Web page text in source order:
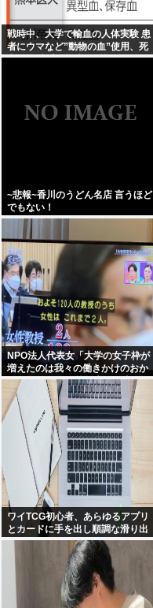
戦時中、大学で輸血の人体実験 患
者にウマなど”動物の血”使用、死
亡例も 当時の論文を確認
~悲報~香川のうどん名店 言うほど
でもない！
NPO法人代表女「大学の女子枠が
増えたのは我々の働きかけのおか
げです！」 女子枠提言の張本人が
見つかる
ワイTCG初心者、あらゆるアプリ
とカードに手を出し順調な滑り出
し